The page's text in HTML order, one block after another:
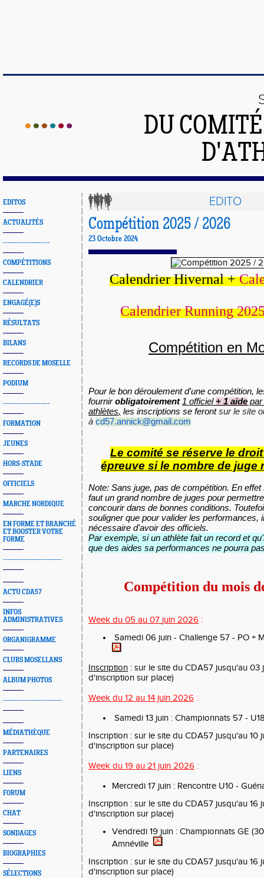
DU
EDITOS
ACTUALITÉS
--------------------
COMPÉTITIONS
CALENDRIER
ENGAGÉ(E)S
RÉSULTATS
BILANS
RECORDS DE MOSELLE
PODIUM
--------------------
FORMATION
JEUNES
HORS-STADE
OFFICIELS
MARCHE NORDIQUE
EN FORME ET BRANCHÉ
ET BOOSTER VOTRE
FORME
-------------------------
ACTU CDA57
INFOS
ADMINISTRATIVES
ORGANIGRAMME
CLUBS MOSELLANS
ALBUM PHOTOS
-------------------------
MÉDIATHÈQUE
PARTENAIRES
LIENS
FORUM
CHAT
SONDAGES
BIOGRAPHIES
SÉLECTIONS
EDITO
Compétition 2025 / 2026
23 Octobre 2024
Calendrier Hivernal +
Calendrier Running
Compétition en
Pour le bon déroulement d'une compétition,
fournirobligatoirement 1 officiel + 1 aide par
athlètes, les inscriptions se ferontsur le site
à cd57.annick@gmail.com
Le comité se réserve le
épreuve si le nombre de juge
Note: Sans juge, pas de compétition. En
faut un grand nombre de juges pour
concourir dans de bonnes conditions.
souligner que pour valider les performances,
nécessaire d'avoir des officiels.
Par exemple, si un athlète fait un record et
que des aides sa performances ne pourra
Compétition du mois
Week du 05 au 07 juin 2026 :
Samedi 06 juin - Challenge 57 - PO +
Inscription : sur le site du CDA57 jusqu'au 03
d'inscription sur place)
Week du 12 au 14 juin 2026 :
Samedi 13 juin : Championnats 57 -
Inscription : sur le site du CDA57 jusqu'au 10
d'inscription sur place)
Week du 19 au 21 juin 2026 :
Mercredi 17 juin : Rencontre U10 -
Inscription : sur le site du CDA57 jusqu'au 16
d'inscription sur place)
Vendredi 19 juin : Championnats GE
Amnéville
Inscription : sur le site du CDA57 jusqu'au 16
d'inscription sur place)